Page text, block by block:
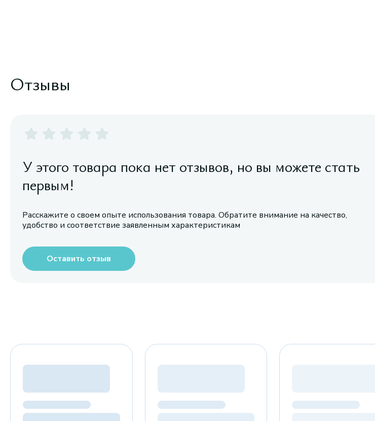
Отзывы
У этого товара пока нет отзывов, но вы можете стать
первым!
Расскажите о своем опыте использования товара. Обратите внимание на качество,
удобство и соответствие заявленным характеристикам
Оставить отзыв